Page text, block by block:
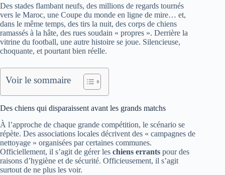
Des stades flambant neufs, des millions de regards tournés
vers le Maroc, une Coupe du monde en ligne de mire… et,
dans le même temps, des tirs la nuit, des corps de chiens
ramassés à la hâte, des rues soudain « propres ». Derrière la
vitrine du football, une autre histoire se joue. Silencieuse,
choquante, et pourtant bien réelle.
Voir le sommaire
Des chiens qui disparaissent avant les grands matchs
À l’approche de chaque grande compétition, le scénario se
répète. Des associations locales décrivent des « campagnes de
nettoyage » organisées par certaines communes.
Officiellement, il s’agit de gérer les chiens errants pour des
raisons d’hygiène et de sécurité. Officieusement, il s’agit
surtout de ne plus les voir.